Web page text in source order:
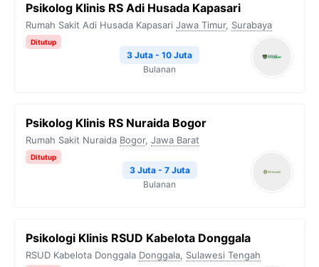
o
o
e
r
A
i
n
k
Psikolog Klinis RS Adi Husada Kapasari
Rumah Sakit Adi Husada Kapasari Jawa Timur, Surabaya
Ditutup
3 Juta - 10 Juta
Bulanan
Psikolog Klinis RS Nuraida Bogor
Rumah Sakit Nuraida Bogor, Jawa Barat
Ditutup
3 Juta - 7 Juta
Bulanan
Psikologi Klinis RSUD Kabelota Donggala
RSUD Kabelota Donggala Donggala, Sulawesi Tengah